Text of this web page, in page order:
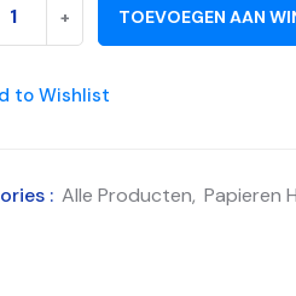
+ TOEVOEGEN AAN
to Wishlist
: Alle Producten, Papieren